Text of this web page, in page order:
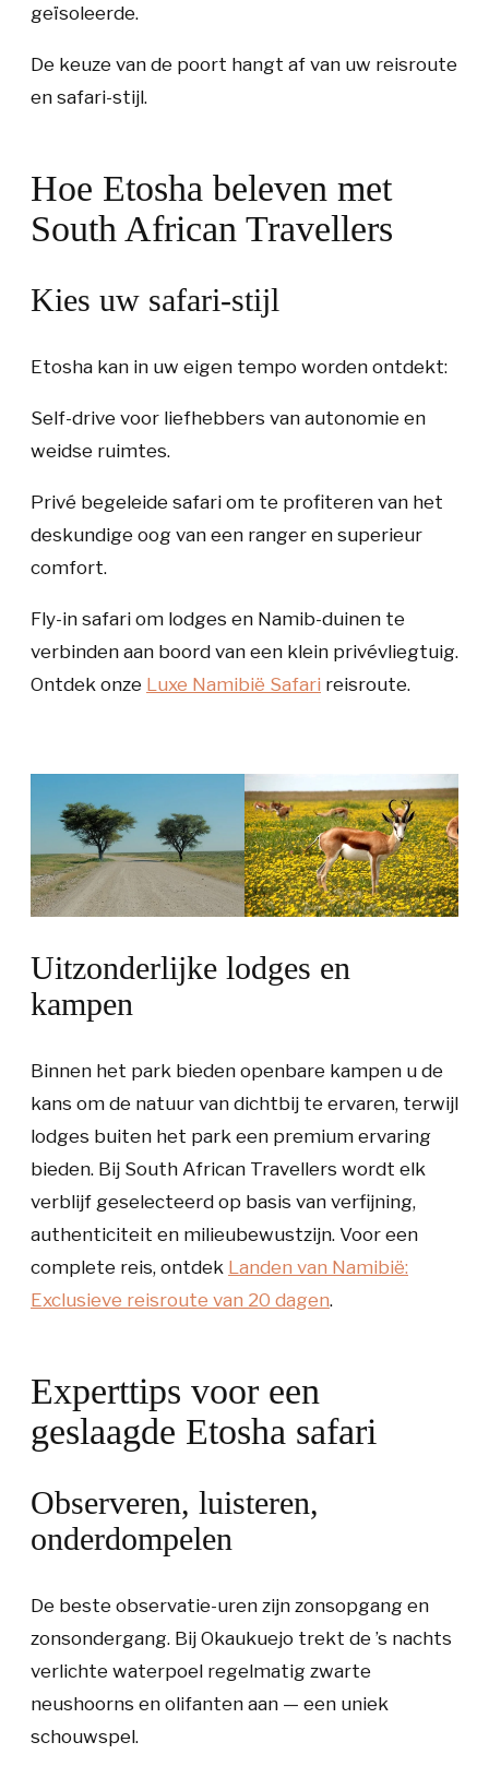
geïsoleerde.
De keuze van de poort hangt af van uw reisroute
en safari-stijl.
Hoe Etosha beleven met
South African Travellers
Kies uw safari-stijl
Etosha kan in uw eigen tempo worden ontdekt:
Self-drive voor liefhebbers van autonomie en
weidse ruimtes.
Privé begeleide safari om te profiteren van het
deskundige oog van een ranger en superieur
comfort.
Fly-in safari om lodges en Namib-duinen te
verbinden aan boord van een klein privévliegtuig.
Ontdek onze Luxe Namibië Safari reisroute.
Uitzonderlijke lodges en
kampen
Binnen het park bieden openbare kampen u de
kans om de natuur van dichtbij te ervaren, terwijl
lodges buiten het park een premium ervaring
bieden. Bij South African Travellers wordt elk
verblijf geselecteerd op basis van verfijning,
authenticiteit en milieubewustzijn. Voor een
complete reis, ontdek Landen van Namibië:
Exclusieve reisroute van 20 dagen.
Experttips voor een
geslaagde Etosha safari
Observeren, luisteren,
onderdompelen
De beste observatie-uren zijn zonsopgang en
zonsondergang. Bij Okaukuejo trekt de ’s nachts
verlichte waterpoel regelmatig zwarte
neushoorns en olifanten aan — een uniek
schouwspel.